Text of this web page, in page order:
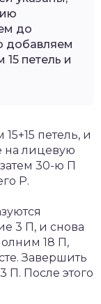
до
добавляем
петель и
петель, и
на лицевую
30-ю П
Р.
3 П, и снова
18 П,
Завершить
П. После этого